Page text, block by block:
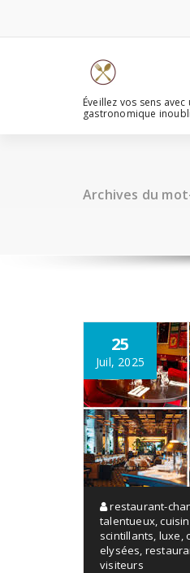
contenu
Éveillez vos sens
gastronomique
Archives du
25
Juil, 2025
restaurant-
talentueux,
scintillants, luxe,
elysées,
visiteurs